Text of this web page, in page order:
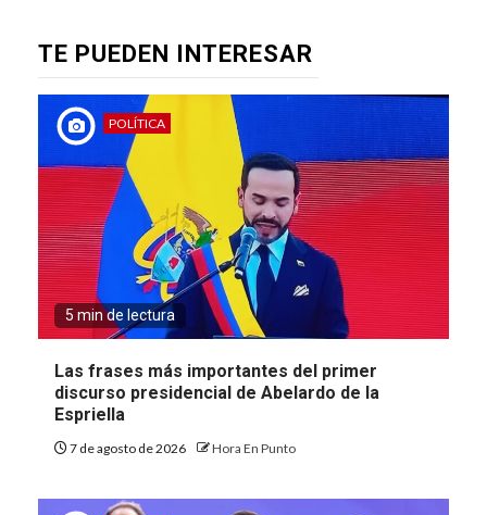
TE PUEDEN INTERESAR
POLÍTICA
5 min de lectura
Las frases más importantes del primer
discurso presidencial de Abelardo de la
Espriella
7 de agosto de 2026 Hora En Punto